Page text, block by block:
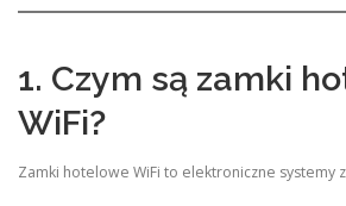
1. Czym są zamki
WiFi?
Zamki hotelowe WiFi to elektroniczne systemy